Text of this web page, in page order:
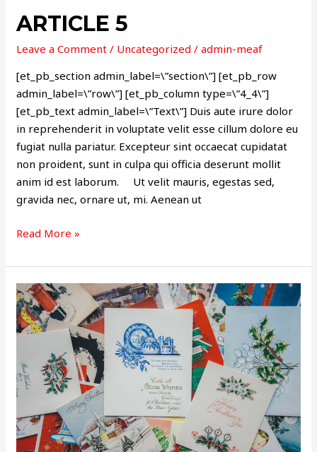
ARTICLE 5
Leave a Comment / Uncategorized /admin-meaf
[et_pb_section admin_label=\”section\”] [et_pb_row
admin_label=\”row\”] [et_pb_column type=\”4_4\”]
[et_pb_text admin_label=\”Text\”] Duis aute irure dolor
in reprehenderit in voluptate velit esse cillum dolore eu
fugiat nulla pariatur. Excepteur sint occaecat cupidatat
non proident, sunt in culpa qui officia deserunt mollit
anim id est laborum. Ut velit mauris, egestas sed,
gravida nec, ornare ut, mi. Aenean ut
Read More »
ARTICLE
3